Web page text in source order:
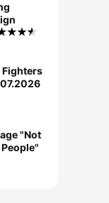
Fighters
"Not